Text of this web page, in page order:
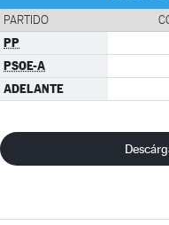
PARTIDO
PP
PSOE-A
ADELANTE